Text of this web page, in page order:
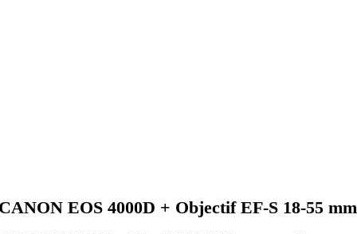
EOS 4000D + Objectif EF-S 18-55 mm